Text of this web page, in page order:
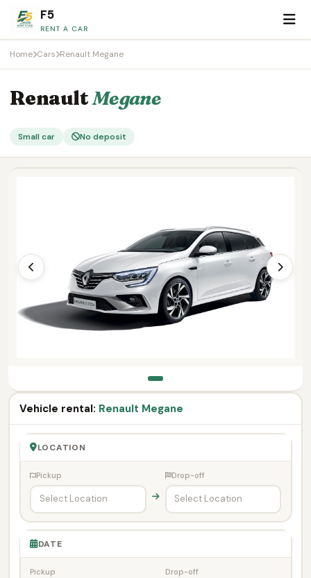
F5
RENT A CAR
Home Cars Renault Megane
RenaultMegane
Small car No deposit
Vehicle rental: Renault Megane
LOCATION
Pickup Drop-off
DATE
Pickup Drop-off